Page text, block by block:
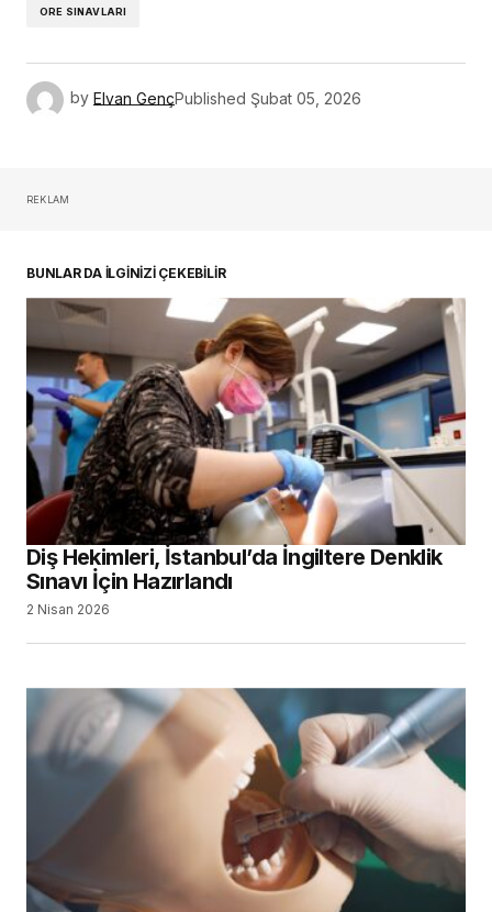
ORE SINAVLARI
by Elvan GençPublished Şubat 05, 2026
REKLAM
BUNLAR DA İLGİNİZİ ÇEKEBİLİR
Diş Hekimleri, İstanbul’da İngiltere Denklik
Sınavı İçin Hazırlandı
2 Nisan 2026